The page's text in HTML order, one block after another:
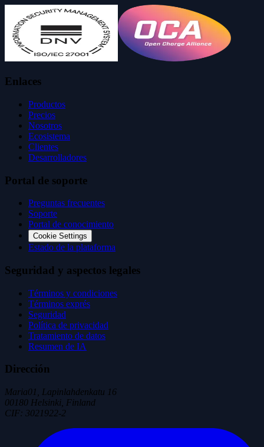
Enlaces
Productos
Precios
Nosotros
Ecosistema
Clientes
Desarrolladores
Portal de soporte
Preguntas frecuentes
Soporte
Portal de conocimiento
Cookie Settings
Estado de la plataforma
Seguridad y aspectos legales
Términos y condiciones
Términos exprés
Seguridad
Política de privacidad
Tratamiento de datos
Resumen de IA
Dirección
Maria01, Lapinlahdenkatu 16
00180 Helsinki, Finland
CIF: 3021922-2